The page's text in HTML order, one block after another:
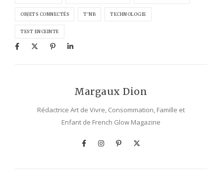
OBJETS CONNECTÉS T'NB TECHNOLOGIE
TEST ENCEINTE
Margaux Dion
Rédactrice Art de Vivre, Consommation, Famille et
Enfant de French Glow Magazine